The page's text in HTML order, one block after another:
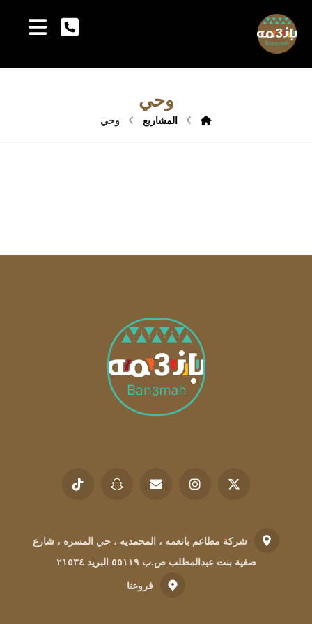
وحي
المشاريع وحي
شركة مطاعم بانعمه ، المحمديه ، حي المسره ، شارع
صفية بنت عبدالمطلب ص.ب ٥٥١١٩ البريد ٢١٥٣٤
فروعنا